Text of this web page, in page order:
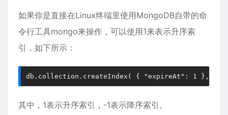
如果你是直接在Linux终端里使用MongoDB自带的命
令行工具mongo来操作，可以使用1来表示升序索
引，如下所示：
db.collection.createIndex( { "expireAt": 1 }, {
其中，1表示升序索引，-1表示降序索引。